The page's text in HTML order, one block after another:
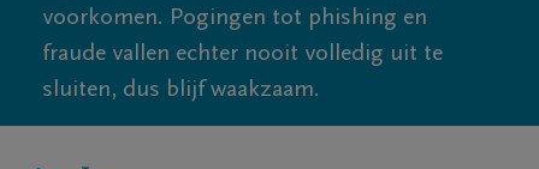
voorkomen. Pogingen tot phishing en
fraude vallen echter nooit volledig uit te
sluiten, dus blijf waakzaam.